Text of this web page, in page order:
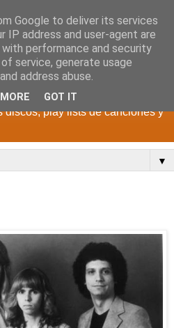
EL
LOS AÑOS 1950 a 2022.
discos, play lists de canciones y
▼
Google to deliver its services
IP address and user-agent are
performance and security
service, generate usage
address abuse.
GOT IT